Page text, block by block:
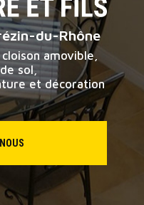
du-Rhône
amovible,
sol,
et décoration